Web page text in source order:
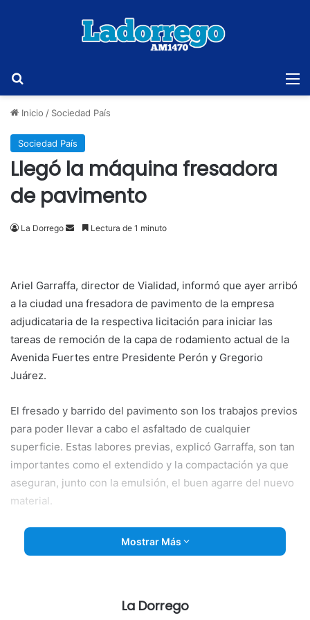
Inicio / Sociedad País
Sociedad País
Llegó la máquina fresadora
de pavimento
La Dorrego
SendLectura de 1 minuto
Ariel Garraffa, director de Vialidad, informó que ayer arribó
a la ciudad una fresadora de pavimento de la empresa
adjudicataria de la respectiva licitación para iniciar las
tareas de remoción de la capa de rodamiento actual de la
Avenida Fuertes entre Presidente Perón y Gregorio
Juárez.
El fresado y barrido del pavimento son los trabajos previos
para poder llevar a cabo el asfaltado de cualquier
superficie. Estas labores previas, explicó Garraffa, son tan
importantes como el extendido y la compactación ya que
aseguran, junto con la emulsión, el buen agarre del nuevo
material.
El fresado y barrido requiere de gran cuidado por las
proyecciones que se pueden producir al levantar el
Mostrar Más
La Dorrego